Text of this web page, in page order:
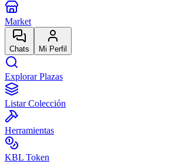
Market
Chats Mi Perfil
Explorar Plazas
Listar Colección
Herramientas
KBL Token